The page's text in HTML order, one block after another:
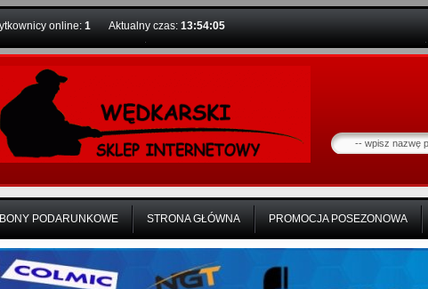
online: 1 Aktualny czas: 13:54:06
BONY PODARUNKOWE STRONA GŁÓWNA PROMOCJA POSEZONOWA